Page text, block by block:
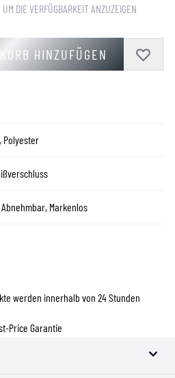
DIE VERFÜGBARKEIT ANZUZEIGEN
HINZUFÜGEN
Polyester
Abnehmbar, Markenlos
werden innerhalb von 24 Stunden
Price Garantie